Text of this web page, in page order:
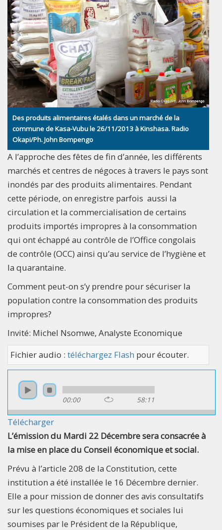
Des produits alimentaires étalés dans un marché de la
commune de Kasa-Vubu le 26/11/2013 à Kinshasa. Radio
Okapi/Ph. John Bompengo
A l’approche des fêtes de fin d’année, les différents
marchés et centres de négoces à travers le pays sont
inondés par des produits alimentaires. Pendant
cette période, on enregistre parfois aussi la
circulation et la commercialisation de certains
produits importés impropres à la consommation
qui ont échappé au contrôle de l’Office congolais
de contrôle (OCC) ainsi qu’au service de l’hygiène et
la quarantaine.
Comment peut-on s’y prendre pour sécuriser la
population contre la consommation des produits
impropres?
Invité: Michel Nsomwe, Analyste Economique
Fichier audio : téléchargez Flash pour écouter.
00:00 58:11
Télécharger
L’émission du Mardi 22 Décembre sera consacrée à
la mise en place du Conseil économique et social.
Prévu à l’article 208 de la Constitution, cette
institution a été installée le 16 Décembre dernier.
Elle a pour mission de donner des avis consultatifs
sur les questions économiques et sociales lui
soumises par le Président de la République,